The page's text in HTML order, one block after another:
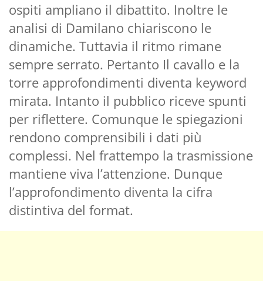
ospiti ampliano il dibattito. Inoltre le
analisi di Damilano chiariscono le
dinamiche. Tuttavia il ritmo rimane
sempre serrato. Pertanto Il cavallo e la
torre approfondimenti diventa keyword
mirata. Intanto il pubblico riceve spunti
per riflettere. Comunque le spiegazioni
rendono comprensibili i dati più
complessi. Nel frattempo la trasmissione
mantiene viva l’attenzione. Dunque
l’approfondimento diventa la cifra
distintiva del format.